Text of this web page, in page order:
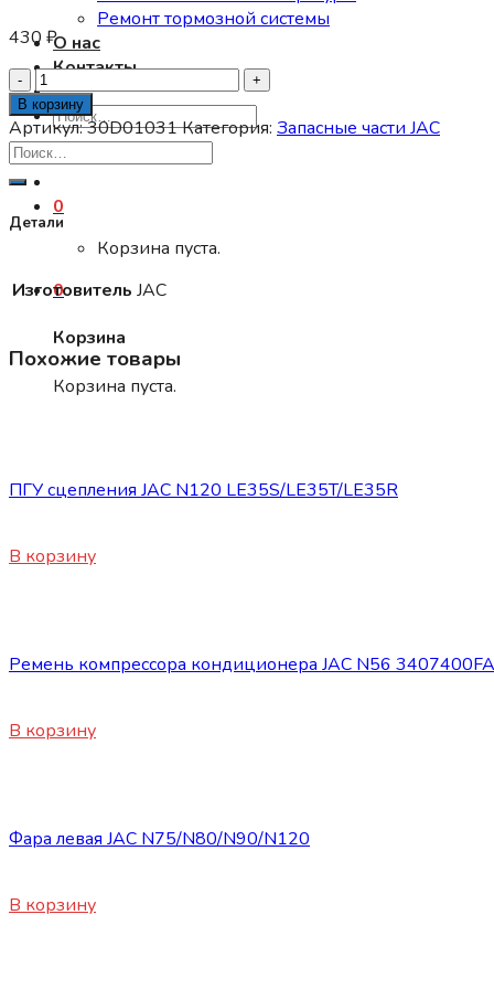
Ремонт тормозной системы
О нас
Контакты
Искать:
0
Корзина пуста.
0
Корзина
Корзина пуста.
430 ₽
Количество
товара
Клин
шкворня
JAC
N120
LE35N/LE35T
В корзину
Артикул:30D01031Категория: Запасные части JAC
Детали
Изготовитель JAC
Похожие товары
ПГУ сцепления JAC N120 LE35S/LE35T/LE35R
В корзину
Ремень компрессора кондиционера JAC N56
В корзину
Фара левая JAC N75/N80/N90/N120
В корзину